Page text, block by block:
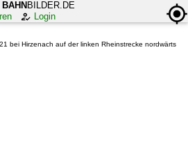
BAHN BILDER.DE
Login
bei Hirzenach auf der linken Rheinstrecke nordwärts